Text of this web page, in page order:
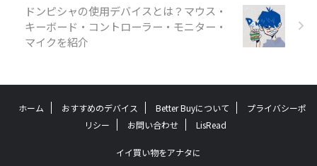
ドンピシャの使用デバイスとは？マウス・
キーボード・コントローラー・モニター・
マイクを紹介
ホーム おすすめのデバイス Better Buyについて
プライバシーポ
リシー
お問い合わせ LisRead
イイ買い物をアナタに